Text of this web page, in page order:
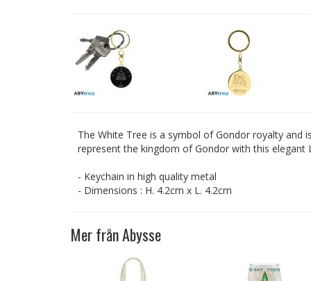
The White Tree is a symbol of Gondor royalty and
represent the kingdom of Gondor with this elegant
- Keychain in high quality metal
- Dimensions : H. 4.2cm x L. 4.2cm
Mer från Abysse